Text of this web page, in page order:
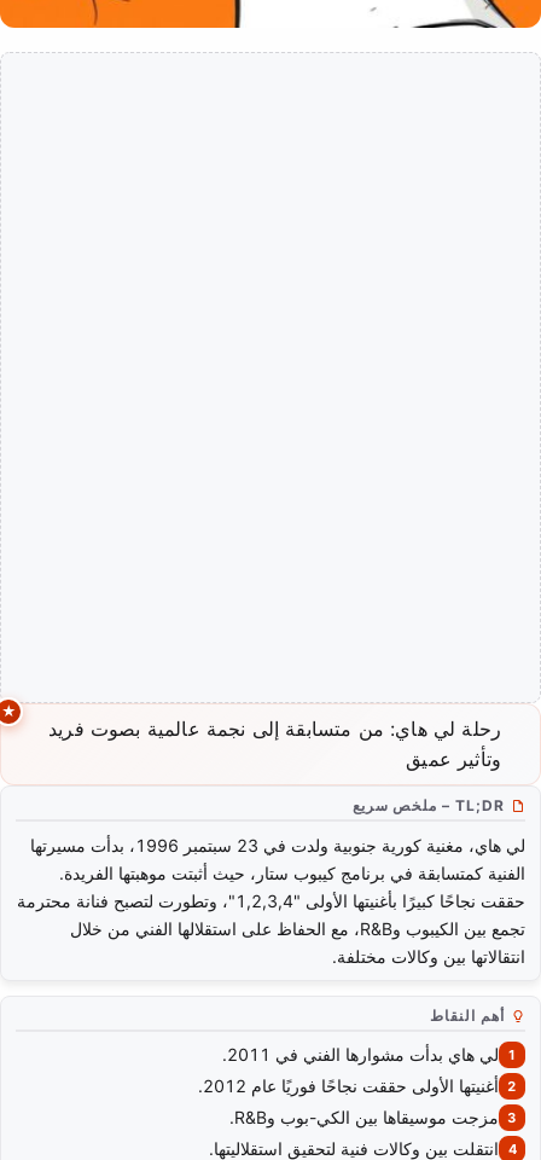
رحلة لي هاي: من متسابقة إلى نجمة عالمية بصوت فريد
وتأثير عميق
TL;DR – ملخص سريع
لي هاي، مغنية كورية جنوبية ولدت في 23 سبتمبر 1996، بدأت مسيرتها
الفنية كمتسابقة في برنامج كيبوب ستار، حيث أثبتت موهبتها الفريدة.
حققت نجاحًا كبيرًا بأغنيتها الأولى "1,2,3,4"، وتطورت لتصبح فنانة محترمة
تجمع بين الكيبوب وR&B، مع الحفاظ على استقلالها الفني من خلال
انتقالاتها بين وكالات مختلفة.
أهم النقاط
لي هاي بدأت مشوارها الفني في 2011.
أغنيتها الأولى حققت نجاحًا فوريًا عام 2012.
مزجت موسيقاها بين الكي-بوب وR&B.
انتقلت بين وكالات فنية لتحقيق استقلاليتها.